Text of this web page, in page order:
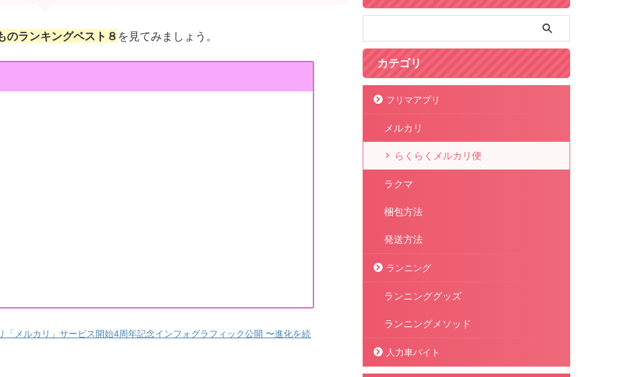
のランキングベスト８ を見てみましょう。
「メルカリ」サービス開始4周年記念インフォグラフィック公開 〜進化を続
カテゴリ
フリマアプリ
メルカリ
らくらくメルカリ便
ラクマ
梱包方法
発送方法
ランニング
ランニンググッズ
ランニングメソッド
人力車バイト